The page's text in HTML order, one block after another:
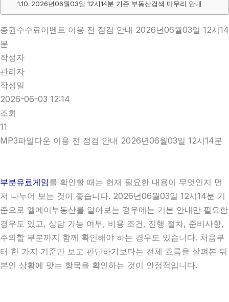
2026년06월03일 12시14분 기준 부동산검색 마무리 안내
증권수수료이벤트 이용 전 점검 안내 2026년06월03일 12시14
분
작성자
관리자
작성일
2026-06-03 12:14
조회
11
MP3파일다운 이용 전 점검 안내 2026년06월03일 12시14분
부분유료게임를 확인할 때는 현재 필요한 내용이 무엇인지 먼
저 나누어 보는 것이 좋습니다. 2026년06월03일 12시14분 기
준으로 엘에이부동산를 알아보는 경우에는 기본 안내만 필요한
경우도 있고, 상담 가능 여부, 비용 조건, 진행 절차, 준비사항,
주의할 부분까지 함께 확인해야 하는 경우도 있습니다. 처음부
터 한 가지 기준만 보고 판단하기보다는 전체 흐름을 살펴본 뒤
본인 상황에 맞는 항목을 확인하는 것이 안정적입니다.